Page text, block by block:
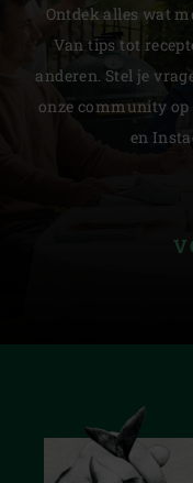
Ontdek alles wat
Van tips tot
anderen. Stel je
onze community op
en